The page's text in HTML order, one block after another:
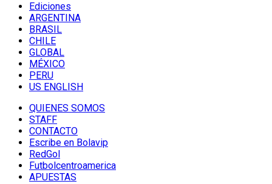
Ediciones
ARGENTINA
BRASIL
CHILE
GLOBAL
MÉXICO
PERU
US ENGLISH
QUIENES SOMOS
STAFF
CONTACTO
Escribe en Bolavip
RedGol
Futbolcentroamerica
APUESTAS